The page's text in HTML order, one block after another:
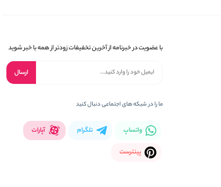
با عضویت در خبرنامه از آخرین تخفیفات زودتر از همه با خبر شوید
ارسال
ما را در شبکه های اجتماعی دنبال کنید
واتساپ تلگرام آپارات
پینترست